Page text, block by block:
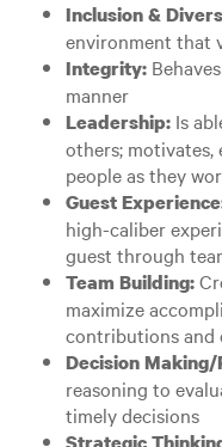
Inclusion &
environment that
Integrity:
manner
Leadership: Is
others; motivates,
people as they
Guest
high-caliber
guest through
Team Building:
maximize
contributions and
Decision
reasoning to
timely decisions